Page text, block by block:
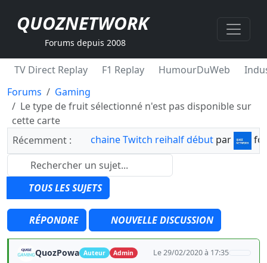
QUOZNETWORK
Forums depuis 2008
TV Direct Replay F1 Replay HumourDuWeb
Forums
Gaming
Le type de fruit sélectionné n'est pas disponible sur
cette carte
Récemment :
chaine Twitch reihalf début par
TOUS LES SUJETS
RÉPONDRE NOUVELLE DISCUSSION
QuozPowa Auteur Admin Le 29/02/2020 à 17:35